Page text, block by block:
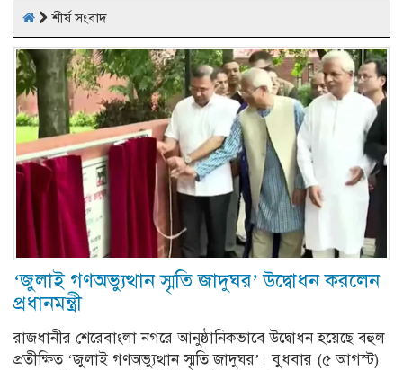
শীর্ষ সংবাদ
‘জুলাই গণঅভ্যুত্থান স্মৃতি জাদুঘর’ উদ্বোধন করলেন
প্রধানমন্ত্রী
রাজধানীর শেরেবাংলা নগরে আনুষ্ঠানিকভাবে উদ্বোধন হয়েছে বহুল
প্রতীক্ষিত ‘জুলাই গণঅভ্যুত্থান স্মৃতি জাদুঘর’। বুধবার (৫ আগস্ট)